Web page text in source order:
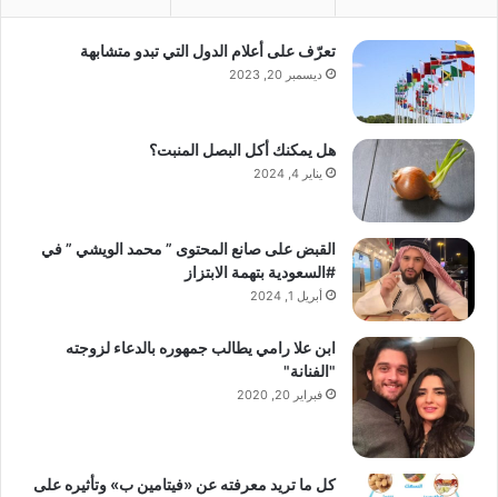
تعرّف على أعلام الدول التي تبدو متشابهة
ديسمبر 20, 2023
هل يمكنك أكل البصل المنبت؟
يناير 4, 2024
القبض على صانع المحتوى ” محمد الويشي ” في
#السعودية بتهمة الابتزاز
أبريل 1, 2024
ابن علا رامي يطالب جمهوره بالدعاء لزوجته
"الفنانة"
فبراير 20, 2020
كل ما تريد معرفته عن «فيتامين ب» وتأثيره على